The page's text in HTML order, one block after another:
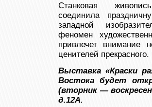
Станковая
соединила
западной
феномен
привлечет внимание
ценителей прекрасного.
Выставка «Краски
Востока будет
(вторник —
д.12А.